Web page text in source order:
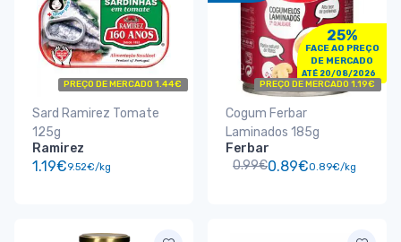
PREÇO DE MERCADO 1.44€
Sard Ramirez Tomate
125g
Ramirez
1.19€9.52€/kg
25%
FACE AO PREÇO
DE MERCADO
ATÉ 20/08/2026
PREÇO DE MERCADO 1.19€
Cogum Ferbar
Laminados 185g
Ferbar
0.99€0.89€0.89€/kg